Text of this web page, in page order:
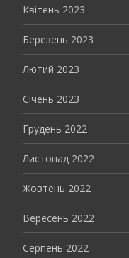
Квітень 2023
Березень 2023
Лютий 2023
Січень 2023
Грудень 2022
Листопад 2022
Жовтень 2022
Вересень 2022
Серпень 2022